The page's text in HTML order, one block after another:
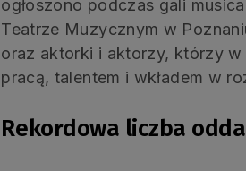
ogłoszono podczas gali
Teatrze Muzycznym w
oraz aktorki i aktorzy, którzy
pracą, talentem i wkładem w
Rekordowa liczba